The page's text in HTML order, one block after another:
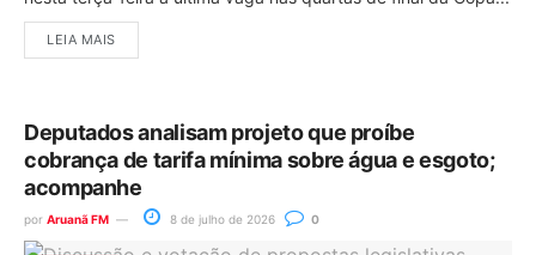
LEIA MAIS
Deputados analisam projeto que proíbe
cobrança de tarifa mínima sobre água e esgoto;
acompanhe
por Aruanã FM 8 de julho de 2026 0